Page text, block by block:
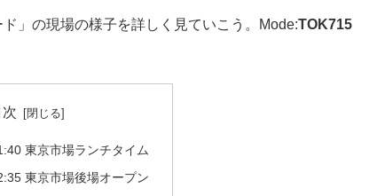
」の現場の様子を詳しく見ていこう。Mode:TOK715
次
東京市場ランチタイム
東京市場後場オープン